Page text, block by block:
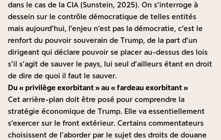
dans le cas de la CIA (Sunstein, 2025). On s’interroge à
dessein sur le contrôle démocratique de telles entités
mais aujourd’hui, l’enjeu n’est pas la démocratie, c’est le
renfort du pouvoir souverain de Trump, de la part d’un
dirigeant qui déclare pouvoir se placer au-dessus des lois
s’il s’agit de sauver le pays, lui seul d’ailleurs étant en droit
de dire de quoi il faut le sauver.
Du « privilège exorbitant » au « fardeau exorbitant »
Cet arrière-plan doit être posé pour comprendre la
stratégie économique de Trump. Elle va essentiellement
s’exercer sur le front extérieur. Certains commentateurs
choisissent de l’aborder par le sujet des droits de douane